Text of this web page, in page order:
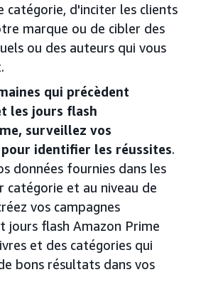
catégorie, d'inciter les clients
marque ou de cibler des
ou des auteurs qui vous
qui précèdent
les jours flash
surveillez vos
pour identifier les réussites.
données fournies dans les
catégorie et au niveau de
vos campagnes
jours flash Amazon Prime
et des catégories qui
bons résultats dans vos